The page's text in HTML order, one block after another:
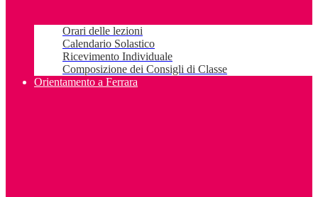
Orari delle lezioni
Calendario Solastico
Ricevimento Individuale
Composizione dei Consigli di Classe
Orientamento a Ferrara